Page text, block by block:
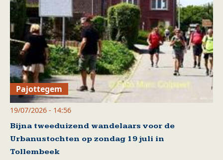
Pajottegem
19/07/2026 - 14:56
Bijna tweeduizend wandelaars voor de
Urbanustochten op zondag 19 juli in
Tollembeek